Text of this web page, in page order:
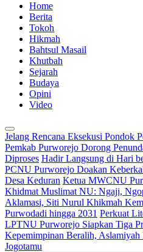
Home
Berita
Tokoh
Hikmah
Bahtsul Masail
Khutbah
Sejarah
Budaya
Opini
Video
Jelang Rencana Eksekusi Pondok
Pemkab Purworejo Dorong
Diproses Hadir Langsung di Hari
PCNU Purworejo Doakan
Desa Keduran Ketua MWCNU
Khidmat Muslimat NU: Ngaji,
Aklamasi, Siti Nurul Khikmah
Purwodadi hingga 2031 Perkuat
LPTNU Purworejo Siapkan Tiga
Kepemimpinan Beralih,
Jogotamu